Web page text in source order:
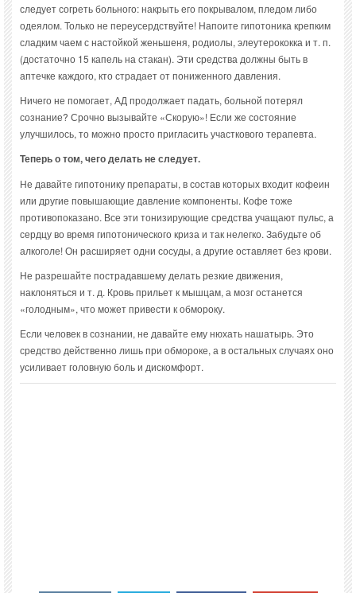
следует согреть больного: накрыть его покрывалом, пледом либо
одеялом. Только не переусердствуйте! Напоите гипотоника крепким
сладким чаем с настойкой женьшеня, родиолы, элеутерококка и т. п.
(достаточно 15 капель на стакан). Эти средства должны быть в
аптечке каждого, кто страдает от пониженного давления.
Ничего не помогает, АД продолжает падать, больной потерял
сознание? Срочно вызывайте «Скорую»! Если же состояние
улучшилось, то можно просто пригласить участкового терапевта.
Теперь о том, чего делать не следует.
Не давайте гипотонику препараты, в состав которых входит кофеин
или другие повышающие давление компоненты. Кофе тоже
противопоказано. Все эти тонизирующие средства учащают пульс, а
сердцу во время гипотонического криза и так нелегко. Забудьте об
алкоголе! Он расширяет одни сосуды, а другие оставляет без крови.
Не разрешайте пострадавшему делать резкие движения,
наклоняться и т. д. Кровь прильет к мышцам, а мозг останется
«голодным», что может привести к обмороку.
Если человек в сознании, не давайте ему нюхать нашатырь. Это
средство действенно лишь при обмороке, а в остальных случаях оно
усиливает головную боль и дискомфорт.